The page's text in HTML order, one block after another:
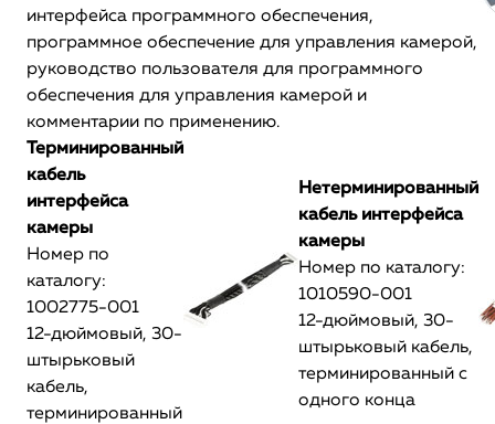
интерфейса программного обеспечения,
программное обеспечение для управления камерой,
руководство пользователя для программного
обеспечения для управления камерой и
комментарии по применению.
Терминированный
кабель
интерфейса
камеры
Номер по
каталогу:
1002775-001
12-дюймовый, 30-
штырьковый
кабель,
терминированный
Нетерминированный
кабель интерфейса
камеры
Номер по каталогу:
1010590-001
12-дюймовый, 30-
штырьковый кабель,
терминированный с
одного конца